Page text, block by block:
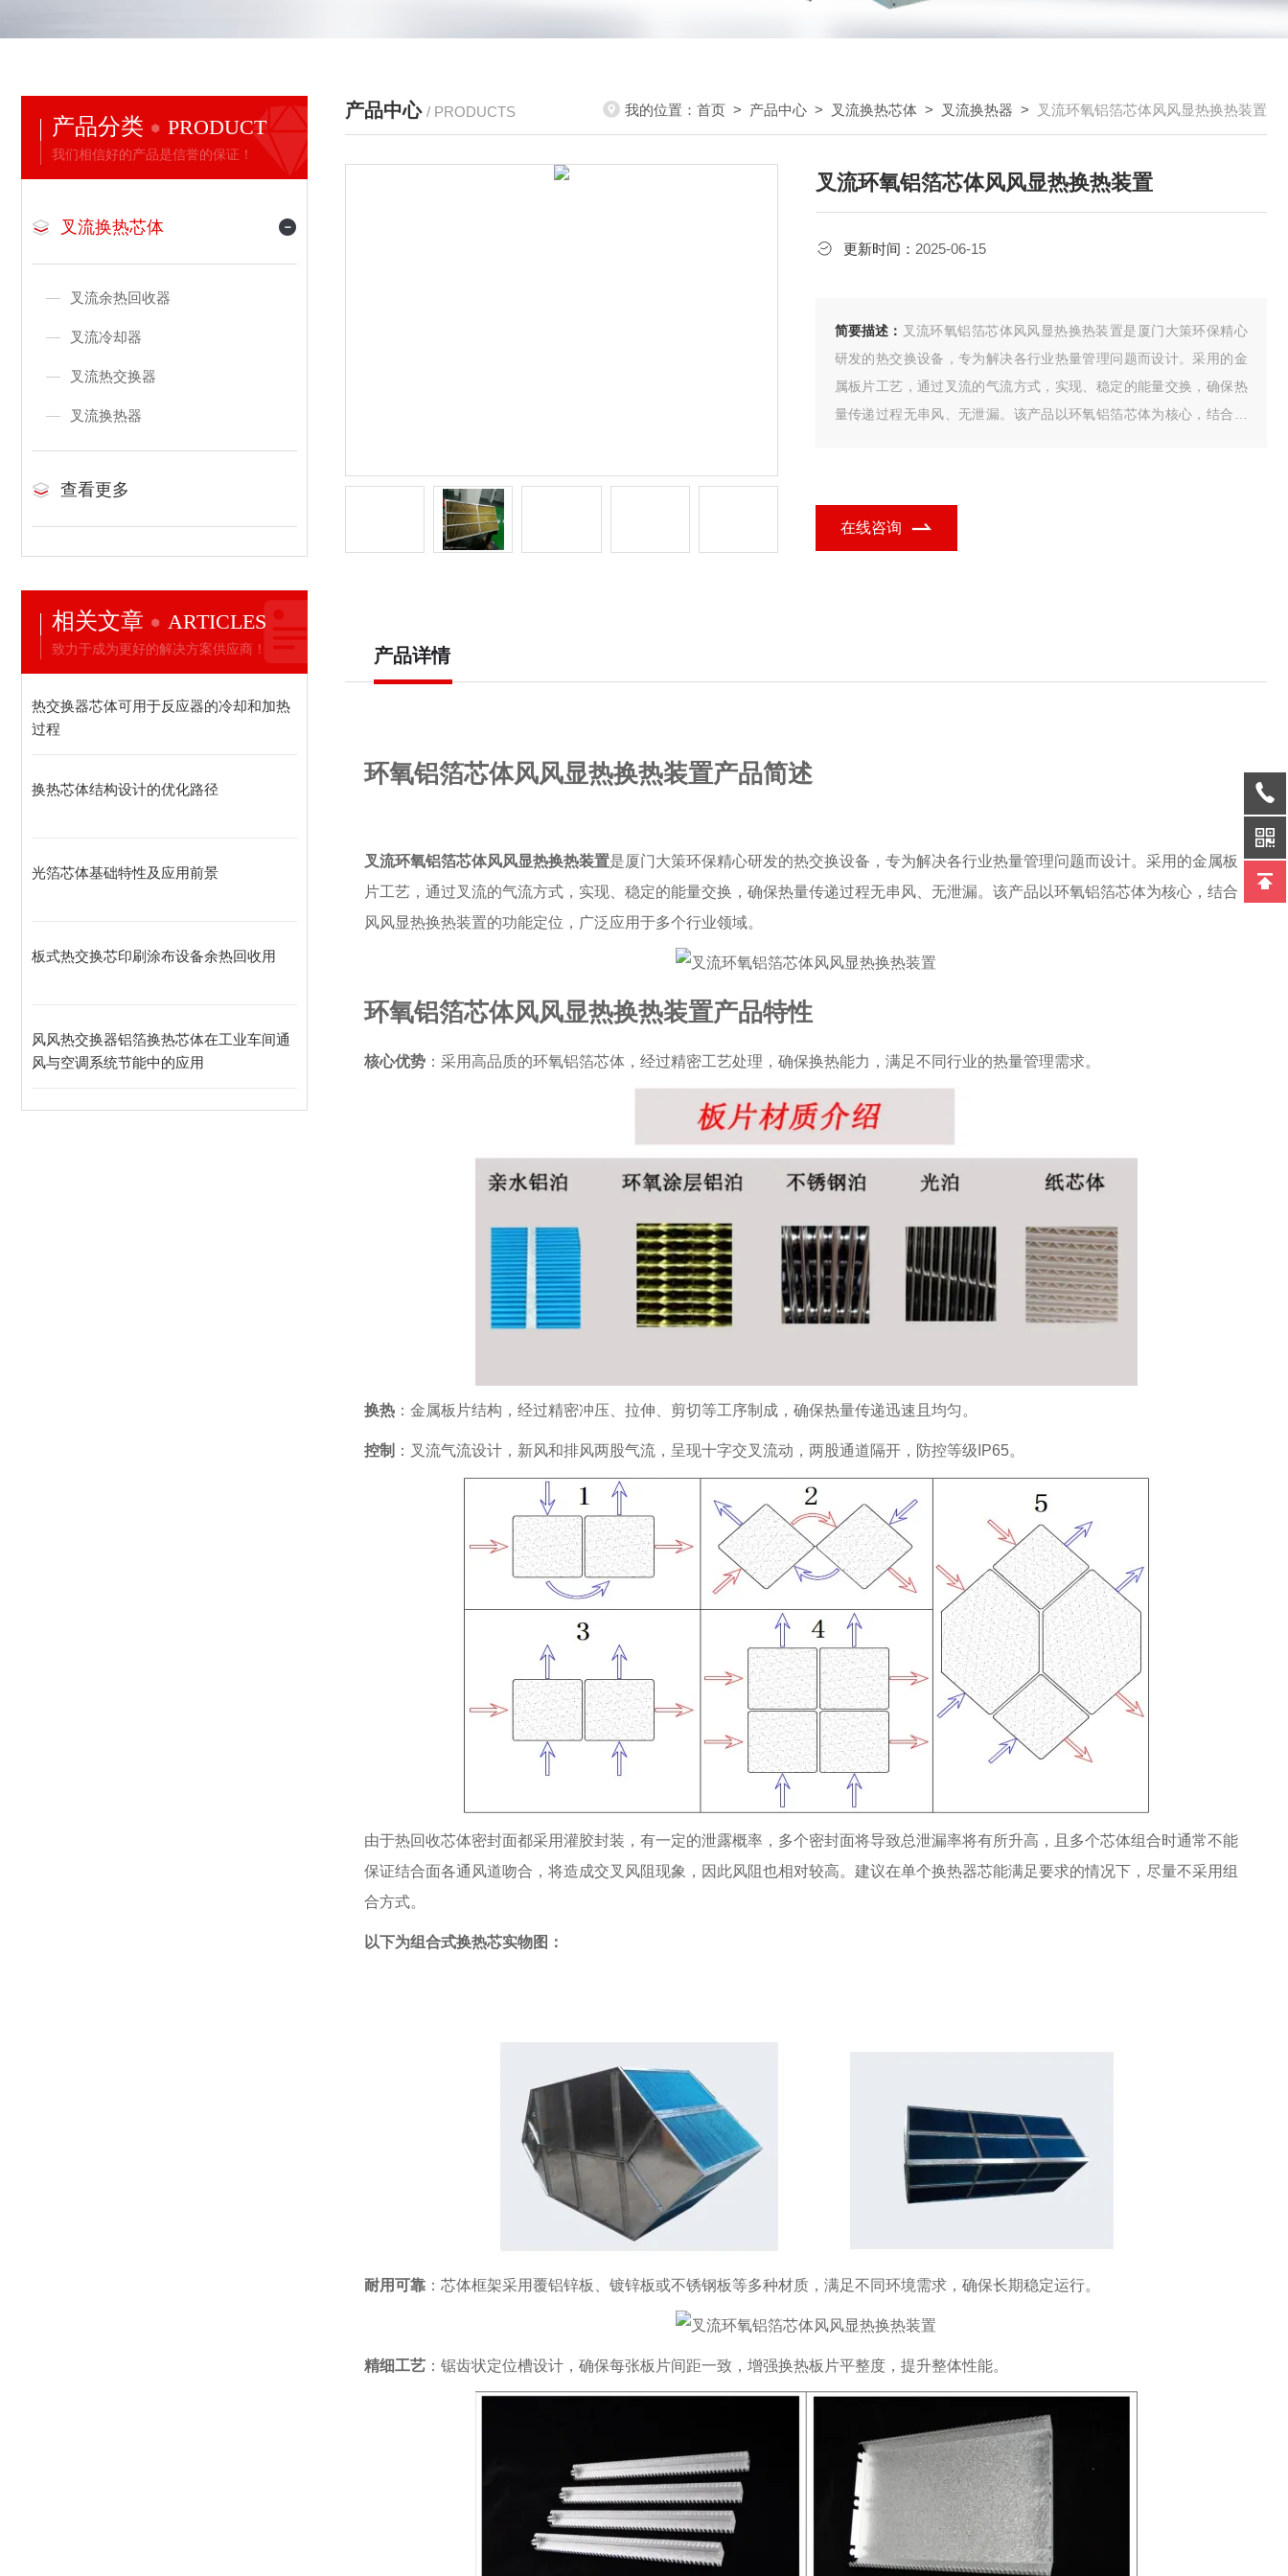
产品分类 PRODUCT
我们相信好的产品是信誉的保证！
叉流换热芯体
叉流余热回收器
叉流冷却器
叉流热交换器
叉流换热器
查看更多
相关文章 ARTICLES
致力于成为更好的解决方案供应商！
热交换器芯体可用于反应器的冷却和加热
过程
换热芯体结构设计的优化路径
光箔芯体基础特性及应用前景
板式热交换芯印刷涂布设备余热回收用
风风热交换器铝箔换热芯体在工业车间通
风与空调系统节能中的应用
产品中心 / PRODUCTS 我的位置： 首页 > 产品中心 > 叉流换热芯体 > 叉流换热器 > 叉流环氧铝箔芯体风风显热换热装置
叉流环氧铝箔芯体风风显热换热装置
更新时间： 2025-06-15
简要描述： 叉流环氧铝箔芯体风风显热换热装置是厦门大策环保精心
研发的热交换设备，专为解决各行业热量管理问题而设计。采用的金
属板片工艺，通过叉流的气流方式，实现、稳定的能量交换，确保热
量传递过程无串风、无泄漏。该产品以环氧铝箔芯体为核心，结合风
在线咨询
产品详情
环氧铝箔芯体风风显热换热装置产品简述
叉流环氧铝箔芯体风风显热换热装置是厦门大策环保精心研发的热交换设备，专为解决各行业热量管理问题而设计。采用的金属板
片工艺，通过叉流的气流方式，实现、稳定的能量交换，确保热量传递过程无串风、无泄漏。该产品以环氧铝箔芯体为核心，结合
风风显热换热装置的功能定位，广泛应用于多个行业领域。
环氧铝箔芯体风风显热换热装置产品特性
核心优势 ：采用高品质的环氧铝箔芯体，经过精密工艺处理，确保换热能力，满足不同行业的热量管理需求。
换热 ：金属板片结构，经过精密冲压、拉伸、剪切等工序制成，确保热量传递迅速且均匀。
控制 ：叉流气流设计，新风和排风两股气流，呈现十字交叉流动，两股通道隔开，防控等级IP65。
由于热回收芯体密封面都采用灌胶封装，有一定的泄露概率，多个密封面将导致总泄漏率将有所升高，且多个芯体组合时通常不能
保证结合面各通风道吻合，将造成交叉风阻现象，因此风阻也相对较高。建议在单个换热器芯能满足要求的情况下，尽量不采用组
合方式。
以下为组合式换热芯实物图：
耐用可靠 ：芯体框架采用覆铝锌板、镀锌板或不锈钢板等多种材质，满足不同环境需求，确保长期稳定运行。
精细工艺 ：锯齿状定位槽设计，确保每张板片间距一致，增强换热板片平整度，提升整体性能。